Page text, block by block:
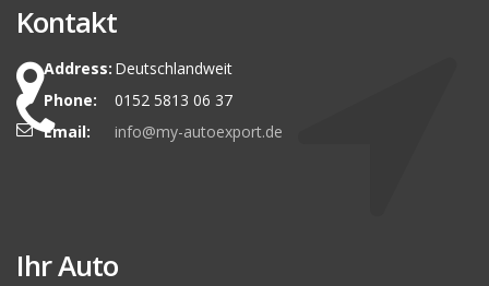
Kontakt
Address: Deutschlandweit
Phone:
0152 5813 06 37
Email:
info@my-autoexport.de
Ihr Auto